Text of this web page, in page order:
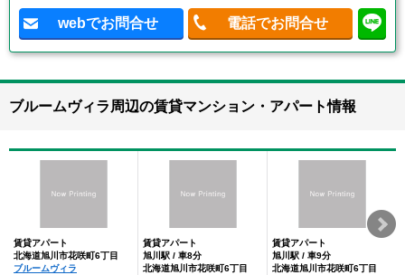
webでお問合せ 電話でお問合せ
ブルームヴィラ周辺の賃貸マンション・アパート情報
賃貸アパート
北海道旭川市花咲町6丁目
ブルームヴィラ
賃貸アパート
旭川駅 / 車8分
北海道旭川市花咲町6丁目
賃貸アパート
旭川駅 / 車9分
北海道旭川市花咲町6丁目